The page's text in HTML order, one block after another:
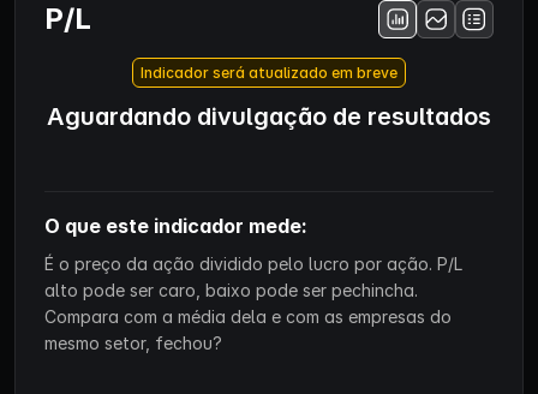
P/L
Indicador será atualizado em breve
Aguardando divulgação de resultados
O que este indicador mede:
É o preço da ação dividido pelo lucro por ação. P/L
alto pode ser caro, baixo pode ser pechincha.
Compara com a média dela e com as empresas do
mesmo setor, fechou?